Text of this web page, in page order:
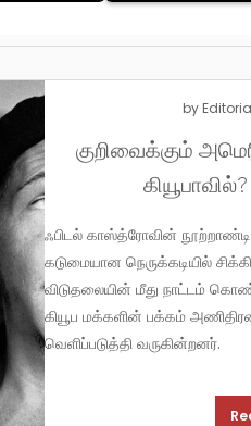
by
குறிவைக்கும்
ஃபிடல் காஸ்த்ரோவின் நூற்றாண்டில் அந்நாடு இதுவரை கண்டிராத
கடுமையான நெருக்கடியில்
விடுதலையின் மீது நாட்டம்
கியூப மக்களின் பக்கம்
வெளிப்படுத்தி வருகின்றனர்.